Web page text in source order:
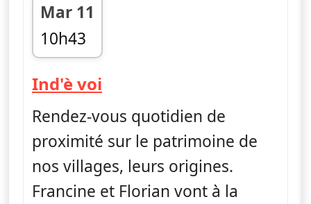
Mar 11
10h43
fin 11h03
Ind'è voi
Rendez-vous quotidien de
proximité sur le patrimoine de
nos villages, leurs origines.
Francine et Florian vont à la